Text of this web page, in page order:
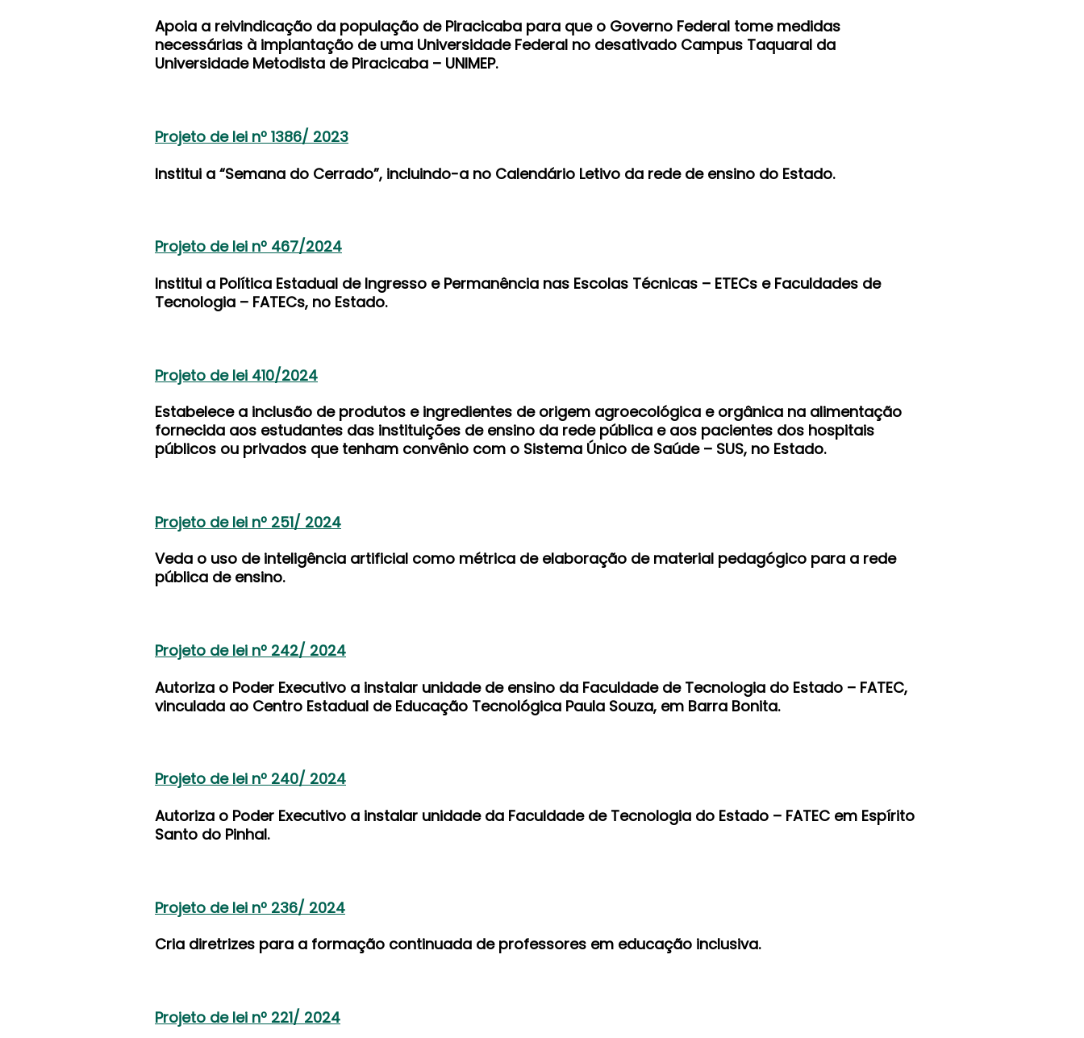
Apoia a reivindicação da população de Piracicaba para que o Governo Federal tome medidas
necessárias à implantação de uma Universidade Federal no desativado Campus Taquaral da
Universidade Metodista de Piracicaba – UNIMEP.
Projeto de lei nº 1386/ 2023
Institui a “Semana do Cerrado”, incluindo-a no Calendário Letivo da rede de ensino do Estado.
Projeto de lei nº 467/2024
Institui a Política Estadual de Ingresso e Permanência nas Escolas Técnicas – ETECs e Faculdades de
Tecnologia – FATECs, no Estado.
Projeto de lei 410/2024
Estabelece a inclusão de produtos e ingredientes de origem agroecológica e orgânica na alimentação
fornecida aos estudantes das instituições de ensino da rede pública e aos pacientes dos hospitais
públicos ou privados que tenham convênio com o Sistema Único de Saúde – SUS, no Estado.
Projeto de lei nº 251/ 2024
Veda o uso de inteligência artificial como métrica de elaboração de material pedagógico para a rede
pública de ensino.
Projeto de lei nº 242/ 2024
Autoriza o Poder Executivo a instalar unidade de ensino da Faculdade de Tecnologia do Estado – FATEC,
vinculada ao Centro Estadual de Educação Tecnológica Paula Souza, em Barra Bonita.
Projeto de lei nº 240/ 2024
Autoriza o Poder Executivo a instalar unidade da Faculdade de Tecnologia do Estado – FATEC em Espírito
Santo do Pinhal.
Projeto de lei nº 236/ 2024
Cria diretrizes para a formação continuada de professores em educação inclusiva.
Projeto de lei nº 221/ 2024